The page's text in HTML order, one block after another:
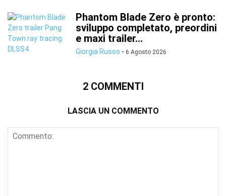
Phantom Blade Zero è pronto:
sviluppo completato, preordini
e maxi trailer...
Giorgia Russo - 6 Agosto 2026
2 COMMENTI
LASCIA UN COMMENTO